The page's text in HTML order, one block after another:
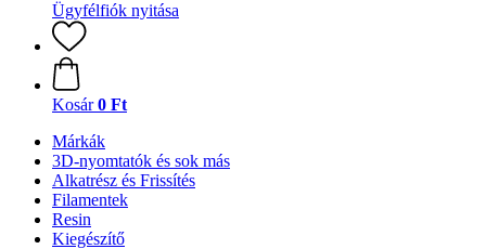
Ügyfélfiók nyitása
Kosár 0 Ft
Márkák
3D-nyomtatók és sok más
Alkatrész és Frissítés
Filamentek
Resin
Kiegészítő